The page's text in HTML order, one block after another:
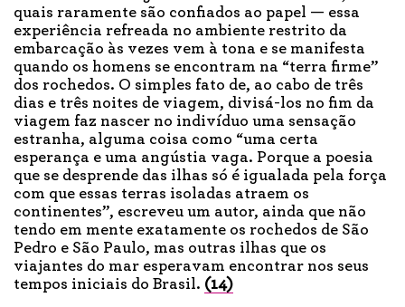
quais raramente são confiados ao papel — essa
experiência refreada no ambiente restrito da
embarcação às vezes vem à tona e se manifesta
quando os homens se encontram na “terra firme”
dos rochedos. O simples fato de, ao cabo de três
dias e três noites de viagem, divisá-los no fim da
viagem faz nascer no indivíduo uma sensação
estranha, alguma coisa como “uma certa
esperança e uma angústia vaga. Porque a poesia
que se desprende das ilhas só é igualada pela força
com que essas terras isoladas atraem os
continentes”, escreveu um autor, ainda que não
tendo em mente exatamente os rochedos de São
Pedro e São Paulo, mas outras ilhas que os
viajantes do mar esperavam encontrar nos seus
tempos iniciais do Brasil. (14)